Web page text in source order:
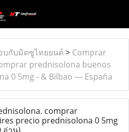
บกับมิตซูไทยยนต์ > Comprar
prednisolona buenos
0 5mg - & Bilbao — España
comprar
precio prednisolona 0 5mg